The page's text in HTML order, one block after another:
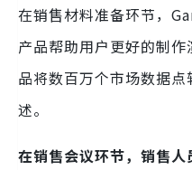
在销售材料准备环节，
产品帮助用户更好的制
品将数百万个市场数据
述。
在销售会议环节，销售